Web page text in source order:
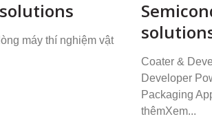
máy thí nghiệm vật
Coater &
Developer
Packaging
thêmXem...